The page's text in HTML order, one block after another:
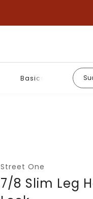
Basics
Street One
7/8 Slim Leg